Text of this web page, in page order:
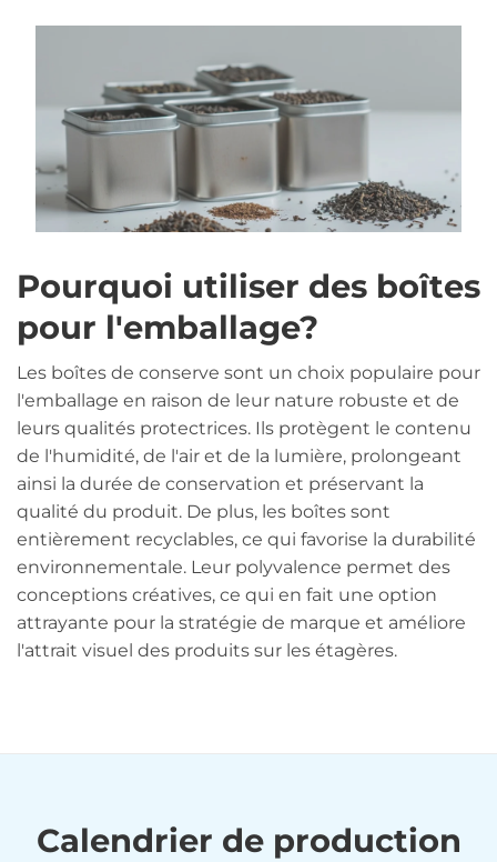
Pourquoi utiliser des boîtes
pour l'emballage?
Les boîtes de conserve sont un choix populaire pour
l'emballage en raison de leur nature robuste et de
leurs qualités protectrices. Ils protègent le contenu
de l'humidité, de l'air et de la lumière, prolongeant
ainsi la durée de conservation et préservant la
qualité du produit. De plus, les boîtes sont
entièrement recyclables, ce qui favorise la durabilité
environnementale. Leur polyvalence permet des
conceptions créatives, ce qui en fait une option
attrayante pour la stratégie de marque et améliore
l'attrait visuel des produits sur les étagères.
Calendrier de production